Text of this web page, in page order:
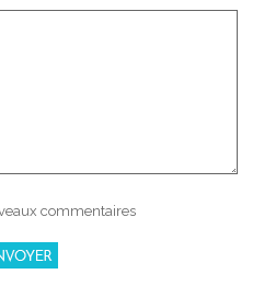
commentaires